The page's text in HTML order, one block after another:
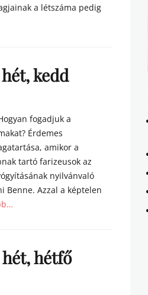
a létszáma pedig
kedd
fogadjuk a
Érdemes
amikor a
tartó farizeusok az
nyilvánvaló
Benne. Azzal a képtelen
hét, hétfő